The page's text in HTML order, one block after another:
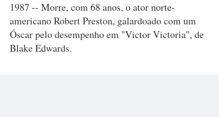
1987 -- Morre, com 68 anos, o ator norte-
americano Robert Preston, galardoado com um
Óscar pelo desempenho em "Victor Victoria", de
Blake Edwards.